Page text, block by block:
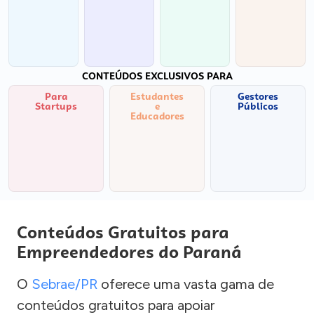
CONTEÚDOS EXCLUSIVOS PARA
Para
Startups
Estudantes
e
Educadores
Gestores
Públicos
Conteúdos Gratuitos para
Empreendedores do Paraná
O Sebrae/PR oferece uma vasta gama de
conteúdos gratuitos para apoiar